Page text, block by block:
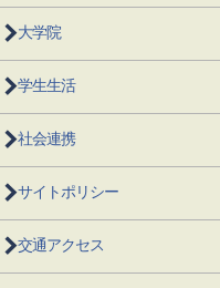
大学院
学生生活
社会連携
サイトポリシー
交通アクセス